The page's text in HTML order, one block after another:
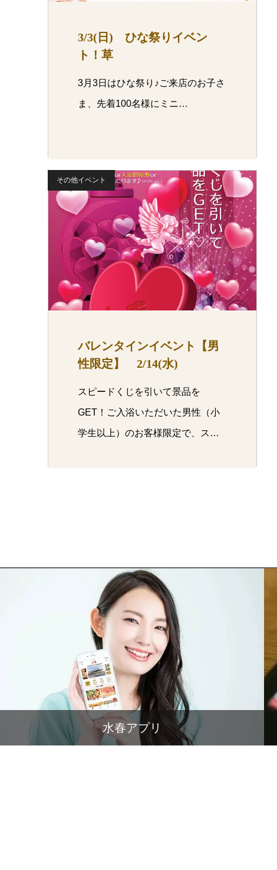
3/3(日) ひな祭りイベン
ト！草
3月3日はひな祭り♪ご来店のお子さ
ま、先着100名様にミニ…
その他イベント
バレンタインイベント【男
性限定】 2/14(水)
スピードくじを引いて景品を
GET！ご入浴いただいた男性（小
学生以上）のお客様限定で、スピ
水春アプリ